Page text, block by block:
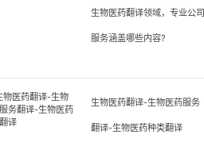
生物医药翻译领域，专业公司
服务涵盖哪些内容?
生物医药翻译-生物医药服务
翻译-生物医药种类翻译